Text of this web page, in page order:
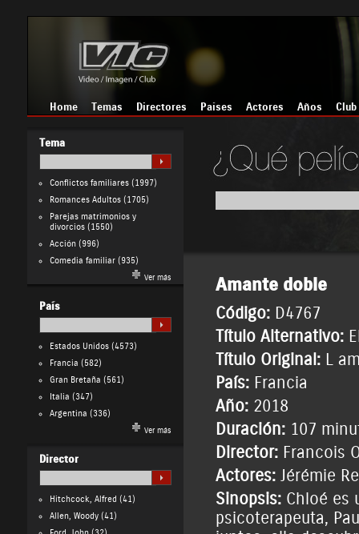
Home Temas Directores Países Actores Años Club
Tema
Conflictos familiares(1997)
Romances Adultos(1705)
Parejas matrimonios y
divorcios(1550)
Acción(996)
Comedia familiar(935)
Ver más
País
Estados Unidos(4573)
Francia (582)
Gran Bretaña (561)
Italia (347)
Argentina (336)
Ver más
Director
Hitchcock, Alfred (41)
Allen, Woody(41)
Amante doble
Código: D4767
Título Alternativo:
Título Original: L
País: Francia
Año: 2018
Duración: 107
Director: Francois
Actores: Jérémie
Sinopsis:Chloé es
psicoterapeuta,